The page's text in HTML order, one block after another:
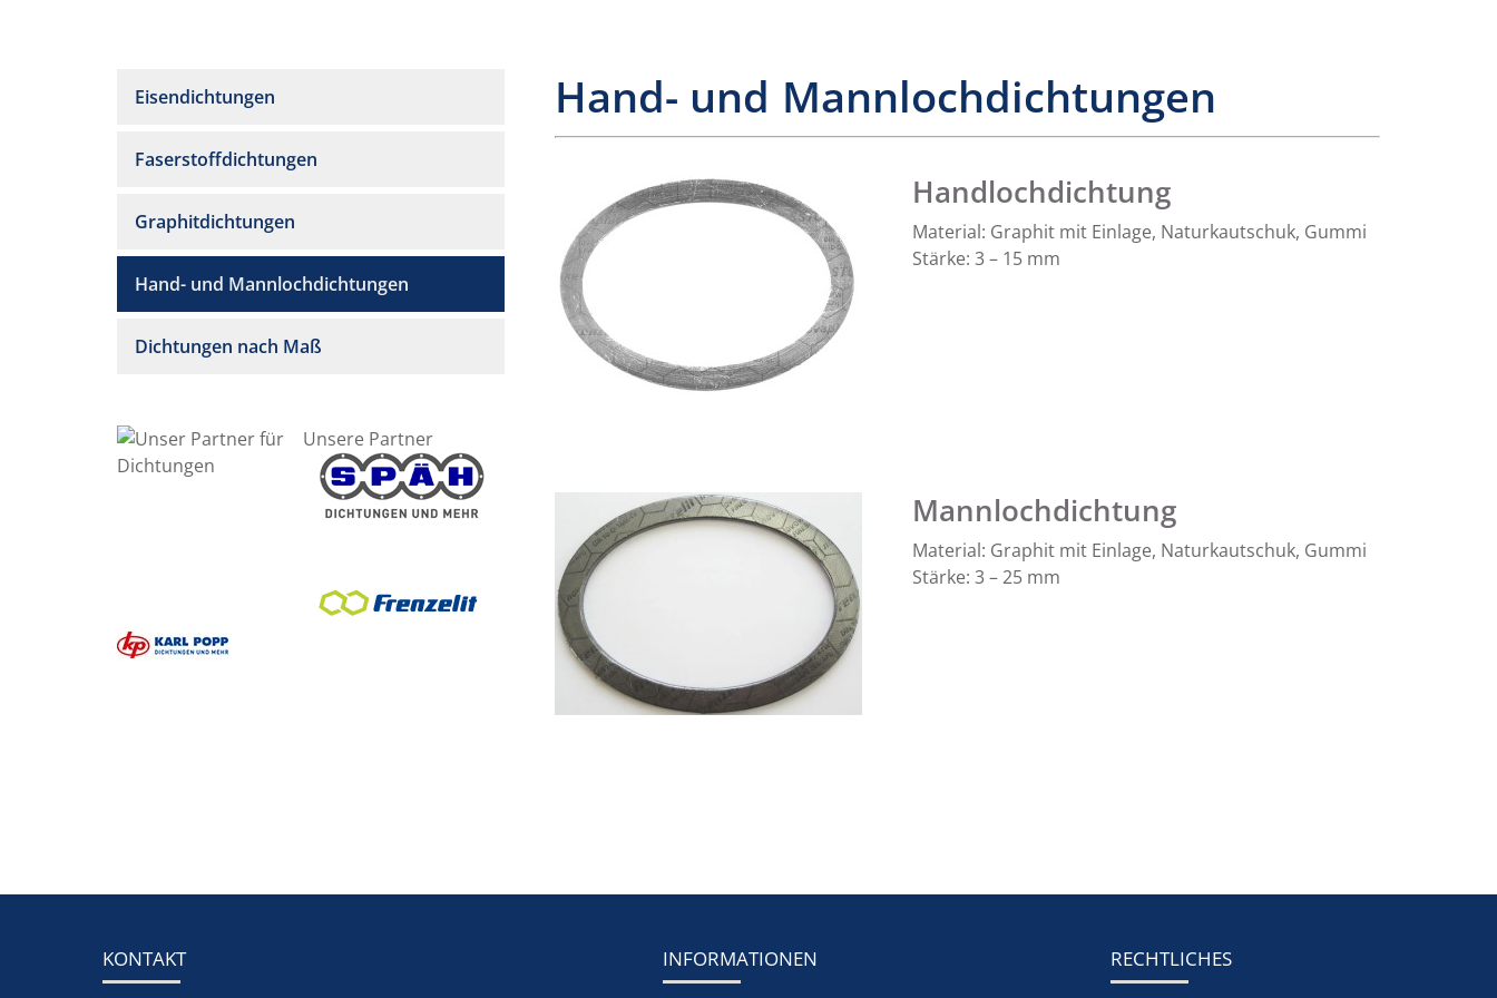
Eisendichtungen
Faserstoffdichtungen
Graphitdichtungen
Hand- und Mannlochdichtungen
Dichtungen nach Maß
Unsere Partner
Hand- und Mannlochdichtungen
Handlochdichtung
Material: Graphit mit Einlage, Naturkautschuk, Gummi
Stärke: 3 – 15 mm
Mannlochdichtung
Material: Graphit mit Einlage, Naturkautschuk, Gummi
Stärke: 3 – 25 mm
KONTAKT INFORMATIONEN RECHTLICHES